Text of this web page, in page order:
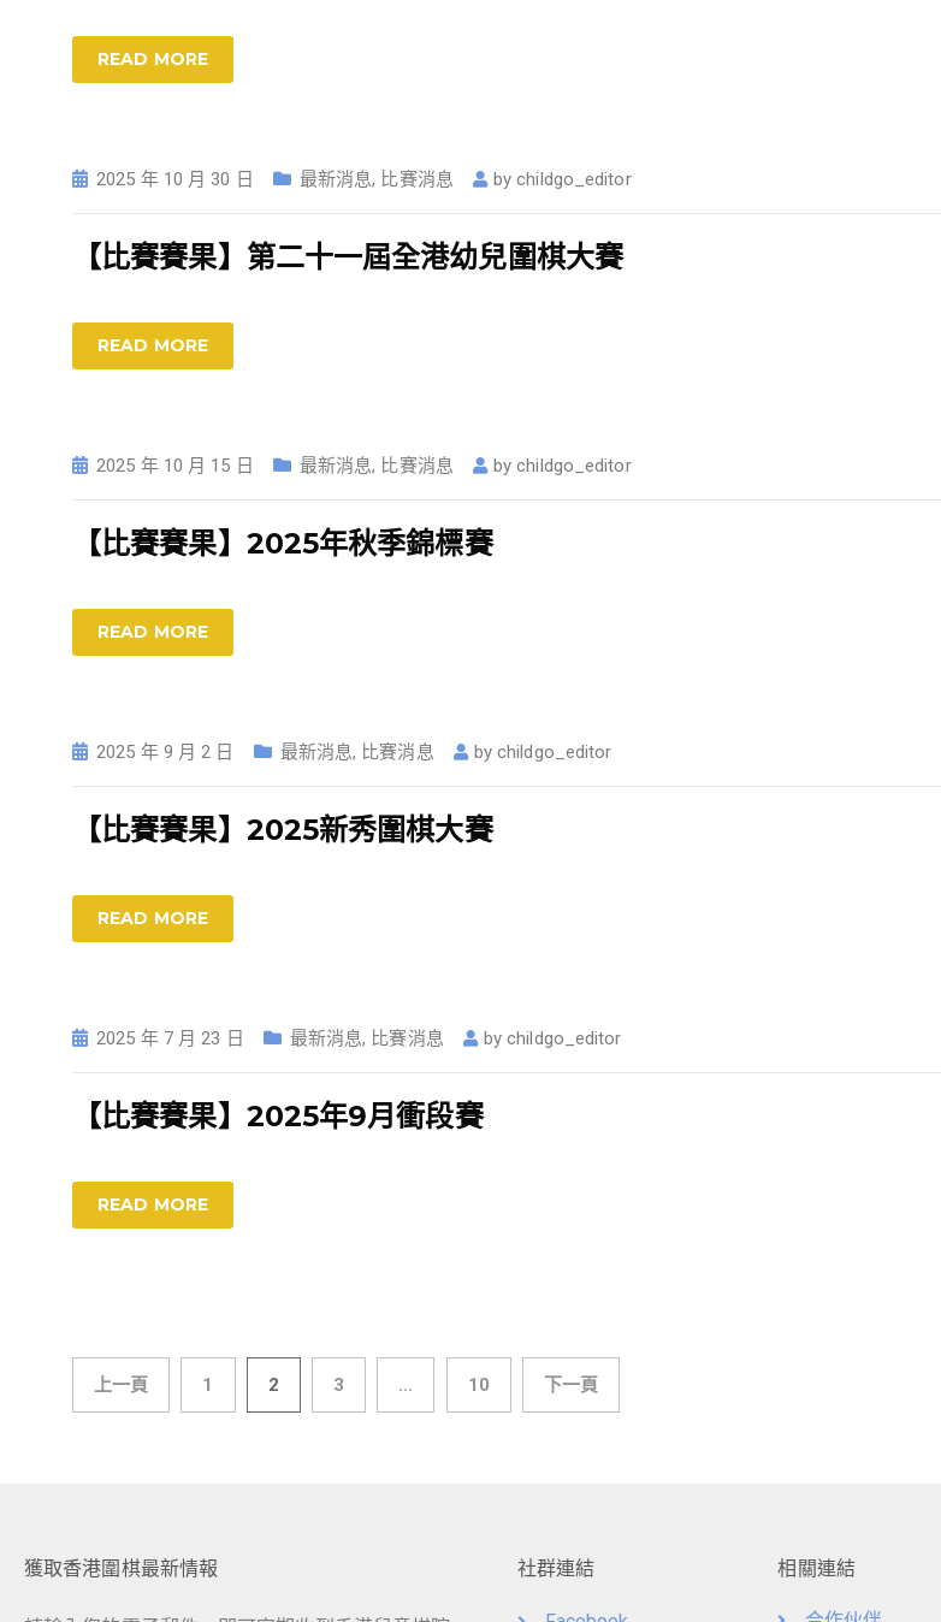
READ MORE
2025 年 10 月 30 日 最新消息, 比賽消息 bychildgo_editor
【比賽賽果】第二十一屆全港幼兒圍棋大賽
READ MORE
2025 年 10 月 15 日 最新消息, 比賽消息 bychildgo_editor
【比賽賽果】2025年秋季錦標賽
READ MORE
2025 年 9 月 2 日 最新消息, 比賽消息 bychildgo_editor
【比賽賽果】2025新秀圍棋大賽
READ MORE
2025 年 7 月 23 日 最新消息, 比賽消息 bychildgo_editor
【比賽賽果】2025年9月衝段賽
READ MORE
上一頁 1 2 3 ... 10 下一頁
獲取香港圍棋最新情報 社群連結 相關連結